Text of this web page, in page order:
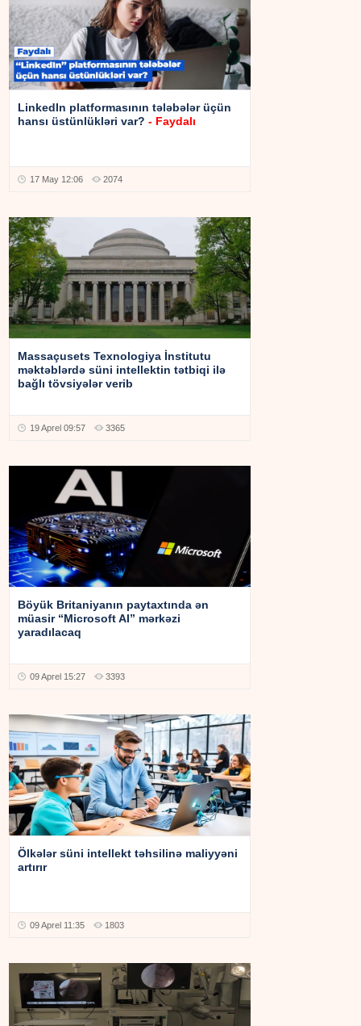
LinkedIn platformasının tələbələr üçün
hansı üstünlükləri var?- Faydalı
17 May 12:06 2074
Massaçusets Texnologiya İnstitutu
məktəblərdə süni intellektin tətbiqi ilə
bağlı tövsiyələr verib
19 Aprel 09:57 3365
Böyük Britaniyanın paytaxtında ən
müasir “Microsoft AI” mərkəzi
yaradılacaq
09 Aprel 15:27 3393
Ölkələr süni intellekt təhsilinə maliyyəni
artırır
09 Aprel 11:35 1803